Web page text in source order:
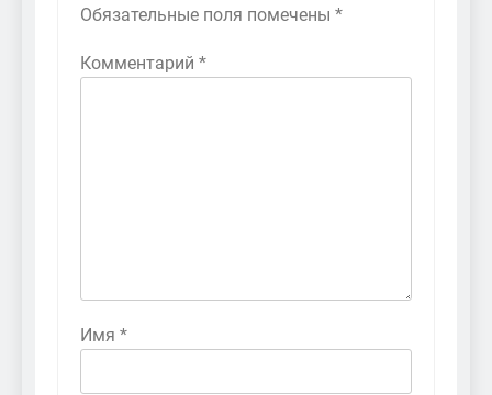
Обязательные поля помечены *
Комментарий *
Имя *